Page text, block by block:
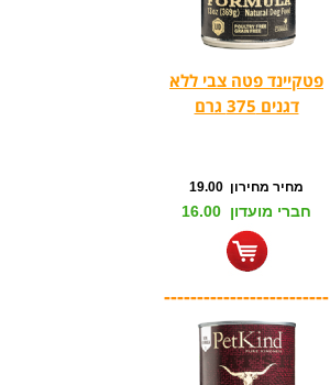
פטקיינד פטה צבי ללא
דגנים 375 גרם
מחיר מחירון 19.00
חברי מועדון 16.00
-------------------------